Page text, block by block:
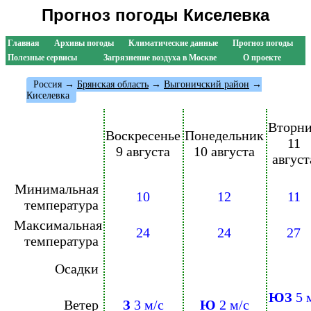
Прогноз погоды Киселевка
Главная Архивы погоды Климатические данные
Прогноз погоды
Полезные сервисы
Загрязнение воздуха в Москве О проекте
Россия → Брянская область → Выгоничский район →
Киселевка
Воскресенье
9 августа
Понедельник
10 августа
11
Минимальная
температура
10 12
11
Максимальная
температура
24 24 27
Осадки
Ветер З 3 м/с Ю 2 м/с ЮЗ 5